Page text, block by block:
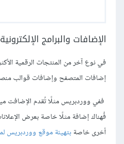
الإضافات والبرامج الإلكترونية
في نوع آخر من المنتجات الرقمية
إضافات المتصفح وإضافات قوالب منصة
ففي ووردبريس مثلًا تُقدم الإضافت
فُهناك إضافة مثلًا خاصة بعرض
أخرى خاصةبتهيئة موقع ووردبريس